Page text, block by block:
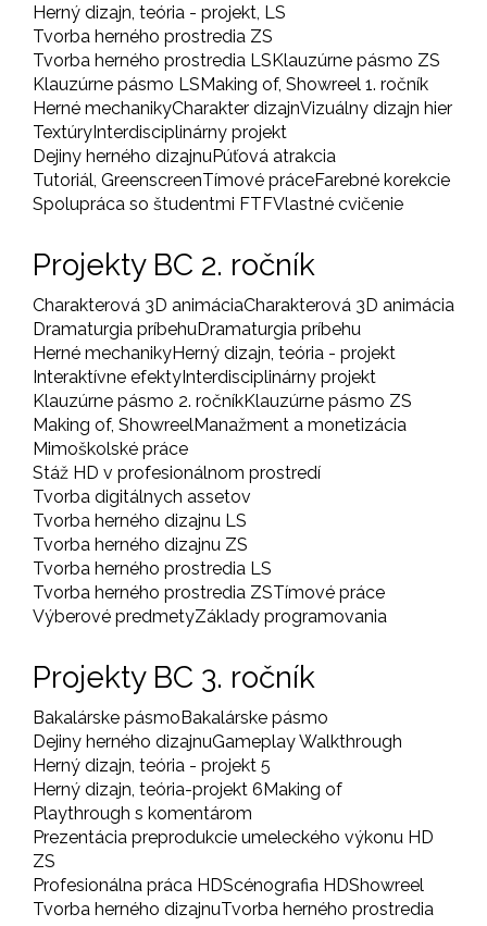
Herný dizajn, teória - projekt, LS
Tvorba herného prostredia ZS
Tvorba herného prostredia LSKlauzúrne pásmo ZS
Klauzúrne pásmo LSMaking of, Showreel 1. ročník
Herné mechanikyCharakter dizajnVizuálny dizajn hier
TextúryInterdisciplinárny projekt
Dejiny herného dizajnuPúťová atrakcia
Tutoriál, GreenscreenTímové práceFarebné korekcie
Spolupráca so študentmi FTFVlastné cvičenie
Projekty BC 2. ročník
Charakterová 3D animáciaCharakterová 3D animácia
Dramaturgia príbehuDramaturgia príbehu
Herné mechanikyHerný dizajn, teória - projekt
Interaktívne efektyInterdisciplinárny projekt
Klauzúrne pásmo 2. ročníkKlauzúrne pásmo ZS
Making of, ShowreelManažment a monetizácia
Mimoškolské práce
Stáž HD v profesionálnom prostredí
Tvorba digitálnych assetov
Tvorba herného dizajnu LS
Tvorba herného dizajnu ZS
Tvorba herného prostredia LS
Tvorba herného prostredia ZSTímové práce
Výberové predmetyZáklady programovania
Projekty BC 3. ročník
Bakalárske pásmoBakalárske pásmo
Dejiny herného dizajnuGameplay Walkthrough
Herný dizajn, teória - projekt 5
Herný dizajn, teória-projekt 6Making of
Playthrough s komentárom
Prezentácia preprodukcie umeleckého výkonu HD
ZS
Profesionálna práca HDScénografia HDShowreel
Tvorba herného dizajnuTvorba herného prostredia